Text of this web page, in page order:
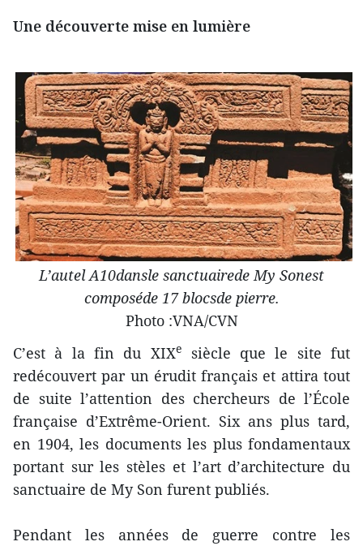
Une découverte mise en lumière
L’autel A10dansle sanctuairede My Sonest
composéde 17 blocsde pierre.
Photo :VNA/CVN
C’est à la fin du XIXe
siècle que le site fut
redécouvert par un érudit français et attira tout
de suite l’attention des chercheurs de l’École
française d’Extrême-Orient. Six ans plus tard,
en 1904, les documents les plus fondamentaux
portant sur les stèles et l’art d’architecture du
sanctuaire de My Son furent publiés.
Pendant les années de guerre contre les